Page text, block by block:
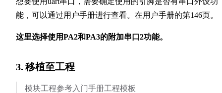
能，可以通过用户手册进行查看。在用户手册的第146页。
这里选择使用PA2和PA3的附加串口2功能。
3. 移植至工程
模块工程参考入门手册工程模板